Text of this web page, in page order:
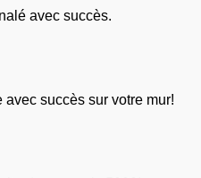
avec succès.
succès sur votre mur!